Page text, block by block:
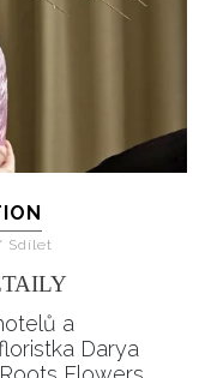
Sdílet
a
Darya